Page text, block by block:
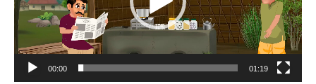
00:00 01:19